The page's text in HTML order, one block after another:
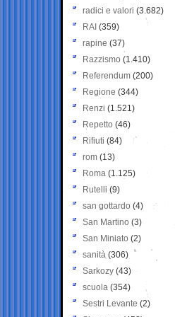
radici e valori (3.682)
RAI (359)
rapine (37)
Razzismo (1.410)
Referendum (200)
Regione (344)
Renzi (1.521)
Repetto (46)
Rifiuti (84)
rom (13)
Roma (1.125)
Rutelli (9)
san gottardo (4)
San Martino (3)
San Miniato (2)
sanità (306)
Sarkozy (43)
scuola (354)
Sestri Levante (2)